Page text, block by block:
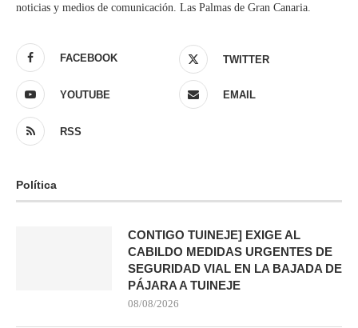
noticias y medios de comunicación. Las Palmas de Gran Canaria.
FACEBOOK TWITTER
YOUTUBE EMAIL
RSS
Política
CONTIGO TUINEJE] EXIGE AL
CABILDO MEDIDAS URGENTES DE
SEGURIDAD VIAL EN LA BAJADA DE
PÁJARA A TUINEJE
08/08/2026